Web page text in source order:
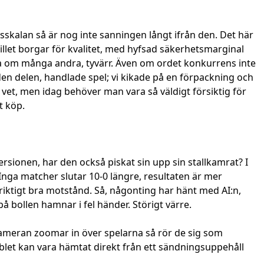
så är nog inte sanningen långt ifrån den. Det här
borgar för kvalitet, med hyfsad säkerhetsmarginal
många andra, tyvärr. Även om ordet konkurrens inte
delen, handlade spel; vi kikade på en förpackning och
men idag behöver man vara så väldigt försiktig för
köp.
har den också piskat sin upp sin stallkamrat? I
matcher slutar 10-0 längre, resultaten är mer
bra motstånd. Så, någonting har hänt med AI:n,
bollen hamnar i fel händer. Störigt värre.
zoomar in över spelarna så rör de sig som
kan vara hämtat direkt från ett sändningsuppehåll